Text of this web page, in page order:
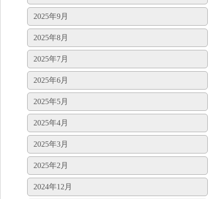
2025年9月
2025年8月
2025年7月
2025年6月
2025年5月
2025年4月
2025年3月
2025年2月
2024年12月